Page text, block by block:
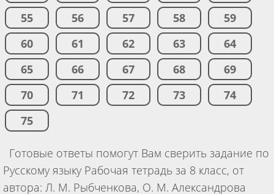
55
56 57 58
59
60
61 62 63
64
65
66 67 68
69
70
71 72 73
74
75
Готовые ответы помогут Вам сверить задание по
Русскому языку Рабочая тетрадь за 8 класс, от
автора: Л. М. Рыбченкова, О. М. Александрова